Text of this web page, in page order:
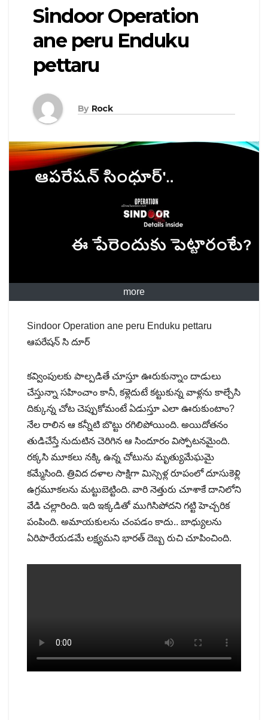
Sindoor Operation
ane peru Enduku
pettaru
By Rock
more
Sindoor Operation ane peru Enduku pettaru
ఆపరేషన్ సి దూర్
కవ్వింపులకు పాల్పడితే చూస్తూ ఊరుకున్నాం దాడులు
చేస్తున్నా సహించాం కానీ, కళ్లెదుటే కట్టుకున్న వాళ్లను కాల్చేసి
దిక్కున్న చోట చెప్పుకోమంటే ఏడుస్తూ ఎలా ఊరుకుంటాం?
నేల రాలిన ఆ కన్నీటి బొట్టు రగిలిపోయింది. అయిదోతనం
తుడిచేస్తే నుదుటిన చెరిగిన ఆ సిందూరం విస్పోటనమైంది.
రక్కసి మూకలు నక్కి ఉన్న చోటును మృత్యుమేఘమై
కమ్మేసింది. త్రివిద దళాల సాక్షిగా మిస్సెళ్ల రూపంలో దూసుకెళ్లి
ఉగ్రమూకలను మట్టుబెట్టింది. వారి నెత్తురు చూశాకే దానిలోని
వేడి చల్లారింది. ఇది ఇక్కడితో ముగిసిపోదని గట్టి హెచ్చరిక
పంపింది. అమాయకులను చంపడం కాదు.. బాధ్యులను
ఏరిపారేయడమే లక్ష్యమని భారత్ దెబ్బ రుచి చూపించింది.